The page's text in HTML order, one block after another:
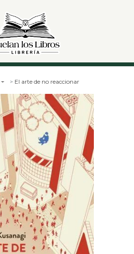
El arte de no reaccionar